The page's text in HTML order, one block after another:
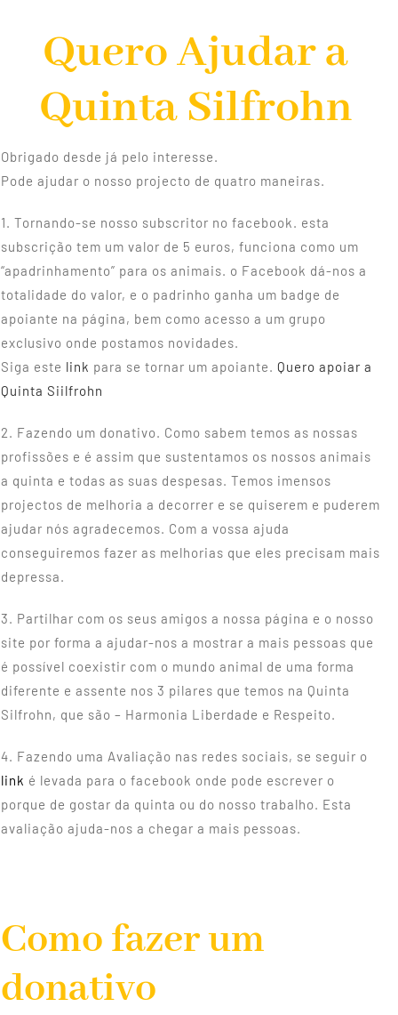
Quero Ajudar a
Quinta Silfrohn
Obrigado desde já pelo interesse.
Pode ajudar o nosso projecto de quatro maneiras.
1. Tornando-se nosso subscritor no facebook. esta
subscrição tem um valor de 5 euros, funciona como um
“apadrinhamento” para os animais. o Facebook dá-nos a
totalidade do valor, e o padrinho ganha um badge de
apoiante na página, bem como acesso a um grupo
exclusivo onde postamos novidades.
Siga este link para se tornar um apoiante. Quero apoiar a
Quinta Siilfrohn
2. Fazendo um donativo. Como sabem temos as nossas
profissões e é assim que sustentamos os nossos animais
a quinta e todas as suas despesas. Temos imensos
projectos de melhoria a decorrer e se quiserem e puderem
ajudar nós agradecemos. Com a vossa ajuda
conseguiremos fazer as melhorias que eles precisam mais
depressa.
3. Partilhar com os seus amigos a nossa página e o nosso
site por forma a ajudar-nos a mostrar a mais pessoas que
é possível coexistir com o mundo animal de uma forma
diferente e assente nos 3 pilares que temos na Quinta
Silfrohn, que são – Harmonia Liberdade e Respeito.
4. Fazendo uma Avaliação nas redes sociais, se seguir o
link é levada para o facebook onde pode escrever o
porque de gostar da quinta ou do nosso trabalho. Esta
avaliação ajuda-nos a chegar a mais pessoas.
Como fazer um
donativo